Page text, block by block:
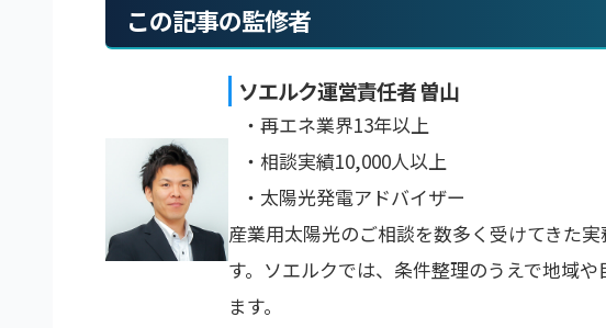
この記事の監修者
ソエルク運営責任者 曽山
・再エネ業界13年以上
・相談実績10,000人以上
・太陽光発電アドバイザー
産業用太陽光のご相談を数多く受けてきた
す。ソエルクでは、条件整理のうえで地域
ます。